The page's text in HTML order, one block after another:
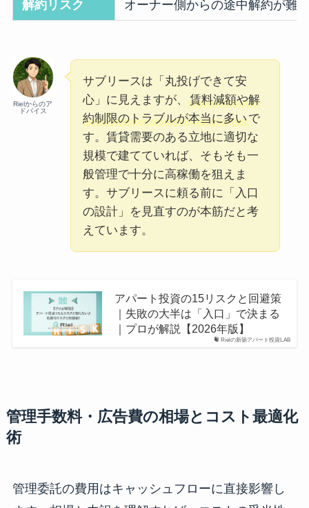
解約リスク オーナー側からの途中解約が難
Rielからのア
ドバイス
サブリースは「丸投げできて安
心」に見えますが、
賃料減額や解
約制限のトラブルが本当に多いで
す。賃貸需要のある立地に適切な
規模で建てていれば、そもそも一
般管理で十分に高稼働を狙えま
す。サブリースに頼る前に「入口
の設計」を見直すのが本筋だと考
えています。
Rielの新築アパート投資LAB
アパート投資の15リスクと回避策
｜失敗の大半は「入口」で決まる
｜プロが解説【2026年版】
管理手数料・広告費の相場とコスト最適化
術
管理委託の費用はキャッシュフローに直接影響し